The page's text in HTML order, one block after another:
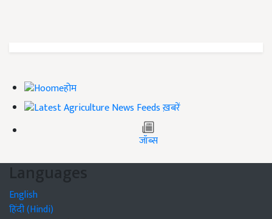
होम
ख़बरें
जॉब्स
Languages
English
हिंदी (Hindi)